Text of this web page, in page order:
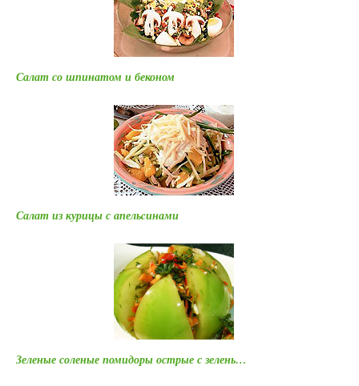
Салат со шпинатом и беконом
Салат из курицы с апельcинами
Зеленые соленые помидоры острые с зелень…